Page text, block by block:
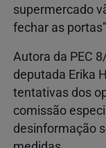
supermercado
fechar as
Autora da PEC
deputada Erika
tentativas dos
comissão
desinformação